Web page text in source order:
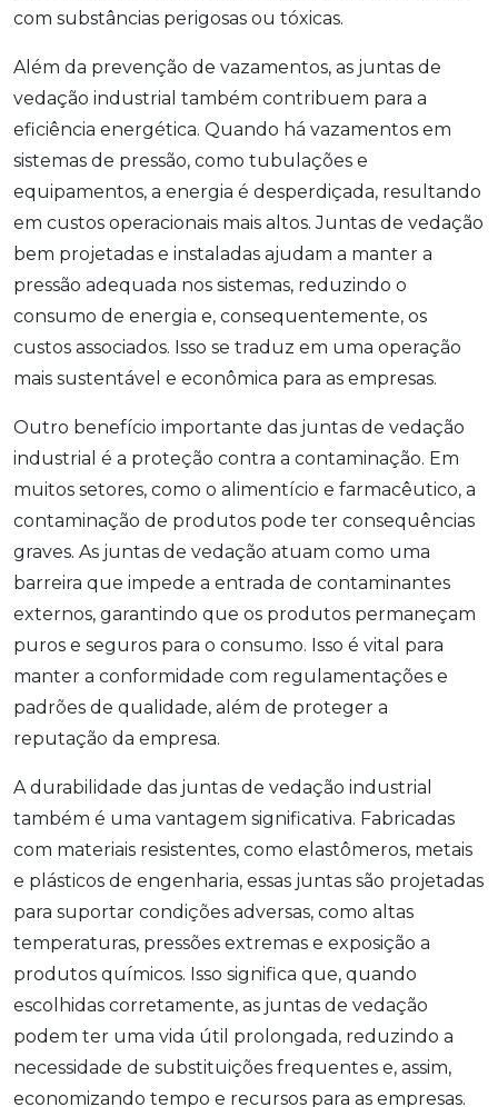
com substâncias perigosas ou tóxicas.
Além da prevenção de vazamentos, as juntas de
vedação industrial também contribuem para a
eficiência energética. Quando há vazamentos em
sistemas de pressão, como tubulações e
equipamentos, a energia é desperdiçada, resultando
em custos operacionais mais altos. Juntas de vedação
bem projetadas e instaladas ajudam a manter a
pressão adequada nos sistemas, reduzindo o
consumo de energia e, consequentemente, os
custos associados. Isso se traduz em uma operação
mais sustentável e econômica para as empresas.
Outro benefício importante das juntas de vedação
industrial é a proteção contra a contaminação. Em
muitos setores, como o alimentício e farmacêutico, a
contaminação de produtos pode ter consequências
graves. As juntas de vedação atuam como uma
barreira que impede a entrada de contaminantes
externos, garantindo que os produtos permaneçam
puros e seguros para o consumo. Isso é vital para
manter a conformidade com regulamentações e
padrões de qualidade, além de proteger a
reputação da empresa.
A durabilidade das juntas de vedação industrial
também é uma vantagem significativa. Fabricadas
com materiais resistentes, como elastômeros, metais
e plásticos de engenharia, essas juntas são projetadas
para suportar condições adversas, como altas
temperaturas, pressões extremas e exposição a
produtos químicos. Isso significa que, quando
escolhidas corretamente, as juntas de vedação
podem ter uma vida útil prolongada, reduzindo a
necessidade de substituições frequentes e, assim,
economizando tempo e recursos para as empresas.